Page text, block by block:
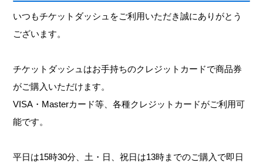
いつもチケットダッシュをご利用いただき誠にありがとう
ございます。
チケットダッシュはお手持ちのクレジットカードで商品券
がご購入いただけます。
VISA・Masterカード等、各種クレジットカードがご利用可
能です。
平日は15時30分、土・日、祝日は13時までのご購入で即日